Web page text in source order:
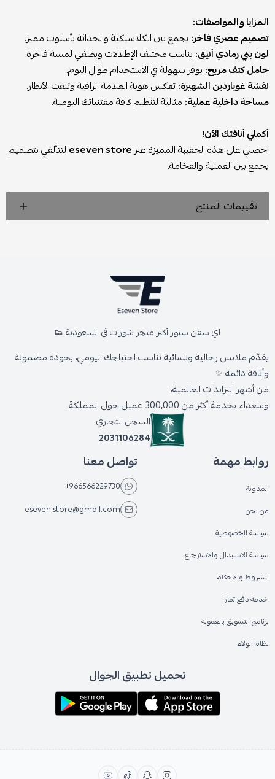
المزايا والمواصفات:
تصميم عصري فاخر: يجمع بين الكلاسيكية والحداثة بأسلوب مميز.
لون بني رمادي أنيق: يناسب مختلف الإطلالات ويضفي لمسة فاخرة.
حامل كتف مريح: يوفر سهولة في الاستخدام طوال اليوم.
نقشة غوياردين الشهيرة:تعكس هوية العلامة الراقية وتلفت الأنظار.
مساحة داخلية عملية: مثالية لتنظيم كافة مقتنياتك اليومية.
أكملي أناقتك الآن!
احصلي على هذه الحقيبة المميزة عبرeseven store لتتألقي بتصميم
يجمع بين العملية والفخامة.
تقييمات المنتج
اي سفن ستور أكبر متجر شوزات في السعودية 👟
يقدّم ملابس رجالية ونسائية تناسب احتياجك اليومي، بجودة مضمونة
وأناقة دائمة ✨
من أشهر البراندات العالمية،
وسعداء بخدمة أكثر من 300,000 عميل حول المملكة.
السجل التجاري
2031106284
روابط مهمة
المدونة
من نحن
سياسة الخصوصية
سياسة الاستبدال والاسترجاع
الشروط والاحكام
خدمة دفع تمارا
برنامج التسويق بالعمولة
نظام الولاء
تواصل معنا
+966566229730
eseven.store@gmail.com
تحميل تطبيق الجوال